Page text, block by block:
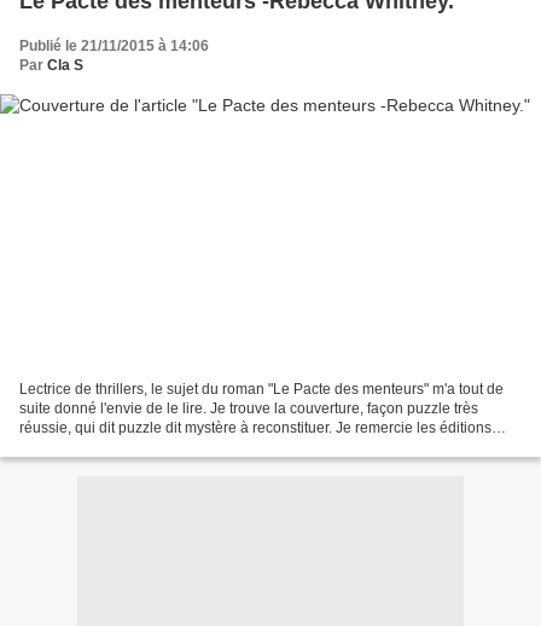
Publié le 21/11/2015 à 14:06
Par Cla S
Lectrice de thrillers, le sujet du roman "Le Pacte des menteurs" m'a tout de
suite donné l'envie de le lire. Je trouve la couverture, façon puzzle très
réussie, qui dit puzzle dit mystère à reconstituer. Je remercie les éditions